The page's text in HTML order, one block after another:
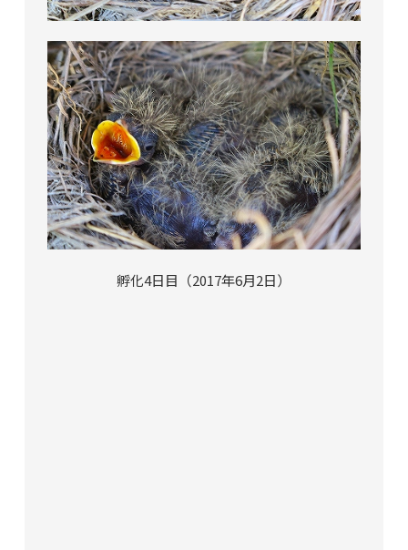
孵化4日目（2017年6月2日）